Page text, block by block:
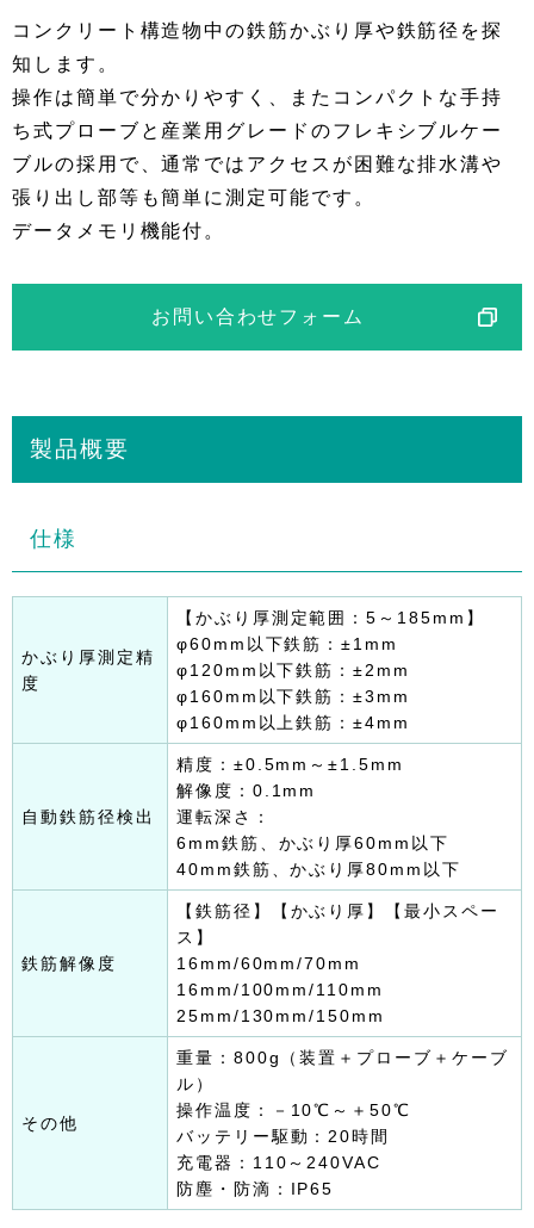
コンクリート構造物中の鉄筋かぶり厚や鉄筋径を探
知します。
操作は簡単で分かりやすく、またコンパクトな手持
ち式プローブと産業用グレードのフレキシブルケー
ブルの採用で、通常ではアクセスが困難な排水溝や
張り出し部等も簡単に測定可能です。
データメモリ機能付。
お問い合わせフォーム
製品概要
仕様
かぶり厚測定精
度
【かぶり厚測定範囲：5～185mm】
φ60mm以下鉄筋：±1mm
φ120mm以下鉄筋：±2mm
φ160mm以下鉄筋：±3mm
φ160mm以上鉄筋：±4mm
自動鉄筋径検出
精度：±0.5mm～±1.5mm
解像度：0.1mm
運転深さ：
6mm鉄筋、かぶり厚60mm以下
40mm鉄筋、かぶり厚80mm以下
鉄筋解像度
【鉄筋径】【かぶり厚】【最小スペー
ス】
16mm/60mm/70mm
16mm/100mm/110mm
25mm/130mm/150mm
その他
重量：800g（装置＋プローブ＋ケーブ
ル）
操作温度：－10℃～＋50℃
バッテリー駆動：20時間
充電器：110～240VAC
防塵・防滴：IP65